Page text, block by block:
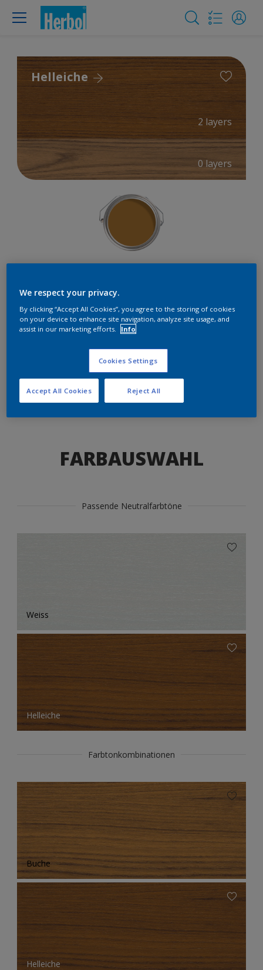
Helleiche
2 layers
0 layers
LOS GEHTS
Select type of wood
Dark wood
Light wood
FARBAUSWAHL
Passende Neutralfarbtöne
Weiss
Helleiche
Farbtonkombinationen
Buche
Helleiche
We respect your privacy.
By clicking “Accept All Cookies”, you agree to the storing of cookies
on your device to enhance site navigation, analyze site usage, and
assist in our marketing efforts.
Info
Cookies Settings
Reject All
Accept All Cookies